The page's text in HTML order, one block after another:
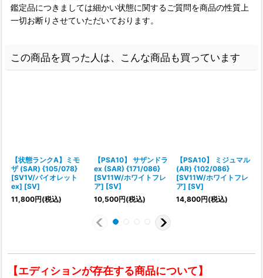
鑑定品につきましては細かい状態に関するご質問を商品の性質上
一切お断りさせていただいております。
この商品を買った人は、こんな商品も買っています
【状態ランクA】ミモ
ザ (SAR) {105/078}
[SV1V/バイオレット
ex] [SV]
11,800円(税込)
【PSA10】 サザンドラ
ex (SAR) {171/086}
[SV11W/ホワイトフレ
ア] [SV]
10,500円(税込)
【PSA10】 ミジュマル
(AR) {102/086}
[SV11W/ホワイトフレ
ア] [SV]
14,800円(税込)
【エディションが存在する商品について】